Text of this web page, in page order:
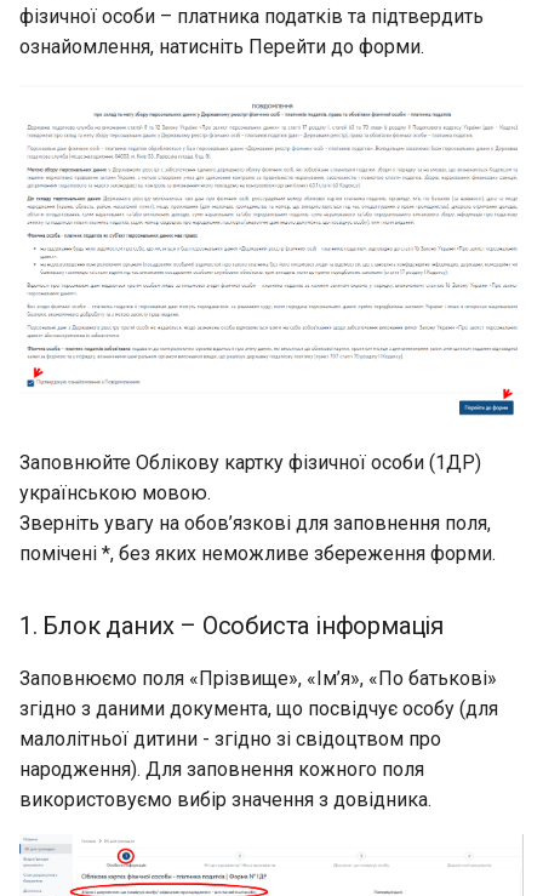
фізичної особи – платника податків та підтвердить
ознайомлення, натисніть Перейти до форми.
Заповнюйте Облікову картку фізичної особи (1ДР)
українською мовою.
Зверніть увагу на обов’язкові для заповнення поля,
помічені *, без яких неможливе збереження форми.
1. Блок даних – Особиста інформація
Заповнюємо поля «Прізвище», «Ім’я», «По батькові»
згідно з даними документа, що посвідчує особу (для
малолітньої дитини - згідно зі свідоцтвом про
народження). Для заповнення кожного поля
використовуємо вибір значення з довідника.